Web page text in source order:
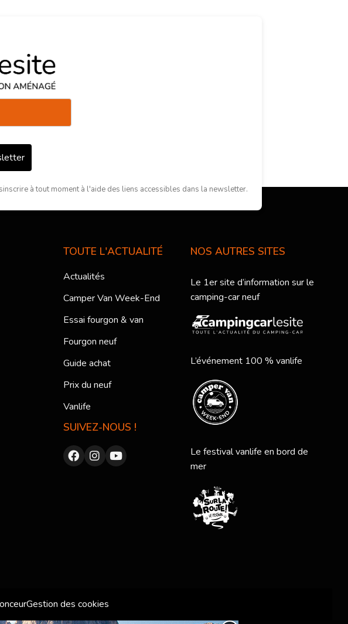
à tout moment à l'aide des liens accessibles dans la newsletter.
TOUTE L'ACTUALITÉ
Actualités
Camper Van Week-End
Essai fourgon & van
Fourgon neuf
Guide achat
Prix du neuf
Vanlife
SUIVEZ-NOUS !
NOS AUTRES SITES
Le 1er site d’information sur le
camping-car neuf
L’événement 100 % vanlife
Le festival vanlife en bord de
mer
Gestion des cookies